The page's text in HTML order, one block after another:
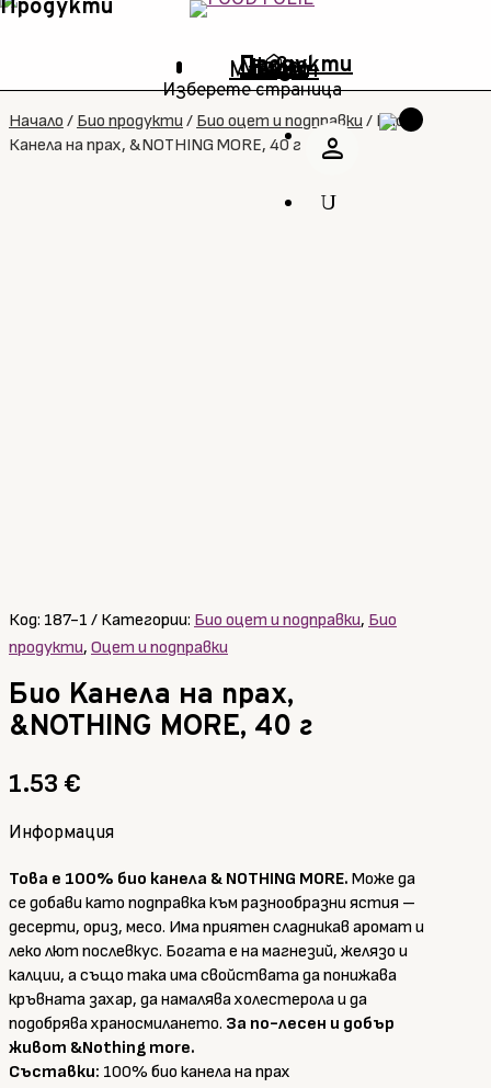
person
U
home
Продукти
Промо
Ново
Марки
Блог
Магазин
Изберете страница
Начало / Био продукти / Био оцет и подправки / Био
Канела на прах, &NOTHING MORE, 40 г
Код: 187-1 Категории: Био оцет и подправки, Био
продукти, Оцет и подправки
Био Канела на прах,
&NOTHING MORE, 40 г
1.53 €
Информация
Това е 100% био канела & NOTHING MORE. Може да
се добави като подправкa към разнообразни ястия –
десерти, ориз, месо. Има приятен сладникав аромат и
леко лют послевкус. Богата е на магнезий, желязо и
калции, а също така има свойствата да понижава
кръвната захар, да намалява холестерола и да
подобрява храносмилането. За по-лесен и добър
живот &Nothing more.
Съставки: 100% био канела на прах